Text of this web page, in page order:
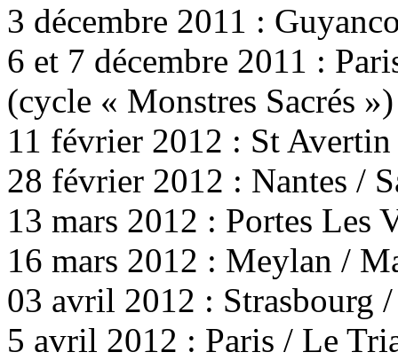
3 décembre 2011 :
6 et 7 décembre 2011 :
(cycle « Monstres Sacrés »)
11 février 2012 : St
28 février 2012 : Nantes /
13 mars 2012 : Portes Les
16 mars 2012 : Meylan /
03 avril 2012 : Strasbourg
5 avril 2012 : Paris / Le